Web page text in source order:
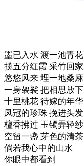
墨已入水 渡一池青花
揽五分红霞 采竹回家
悠悠风来 埋一地桑麻
一身袈裟 把相思放下
十里桃花 待嫁的年华
凤冠的珍珠 挽进头发
檀香拂过 玉镯弄轻纱
空留一盏 芽色的清茶
倘若我心中的山水
你眼中都看到